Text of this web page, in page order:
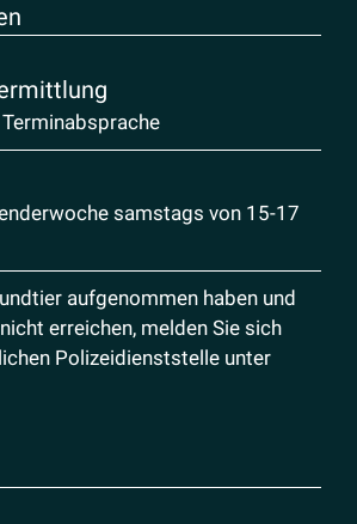
samstags von 15-17
aufgenommen haben und
erreichen, melden Sie sich
Polizeidienststelle unter